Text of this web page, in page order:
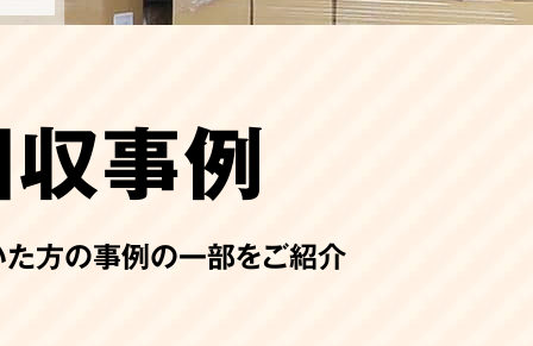
事例
方の事例の一部をご紹介